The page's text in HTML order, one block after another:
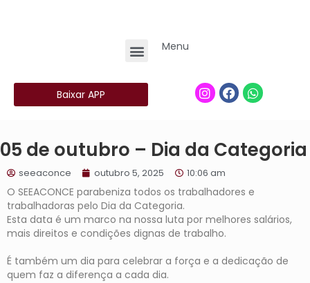
Menu
Baixar APP
05 de outubro – Dia da Categoria
seeaconce outubro 5, 2025 10:06 am
O SEEACONCE parabeniza todos os trabalhadores e
trabalhadoras pelo Dia da Categoria.
Esta data é um marco na nossa luta por melhores salários,
mais direitos e condições dignas de trabalho.
É também um dia para celebrar a força e a dedicação de
quem faz a diferença a cada dia.